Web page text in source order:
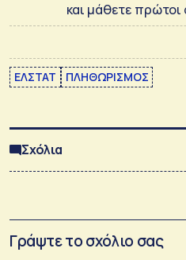
και μάθετε πρώτοι
ΕΛΣΤΑΤ ΠΛΗΘΩΡΙΣΜΟΣ
Σχόλια
Γράψτε το σχόλιο σας